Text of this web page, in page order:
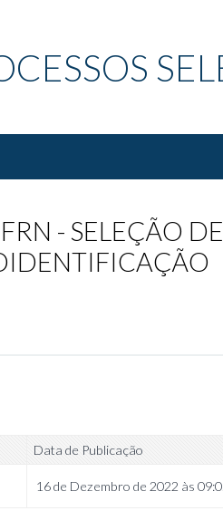
- SELEÇÃO
Data de Publicação
16 de Dezembro de 2022 às